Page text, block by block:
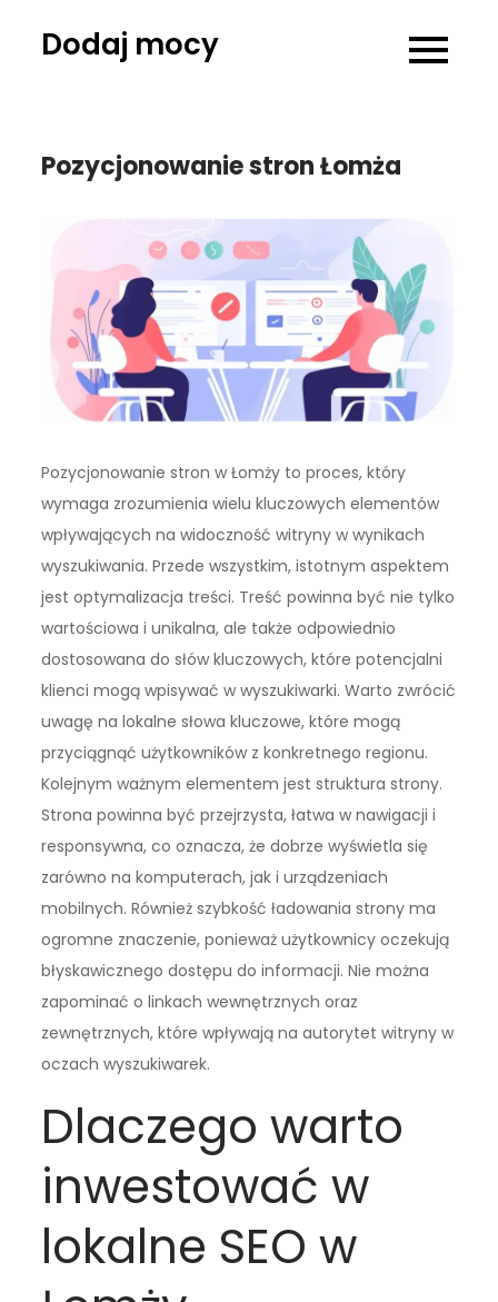
Dodaj mocy
Pozycjonowanie stron Łomża
Pozycjonowanie stron w Łomży to proces, który
wymaga zrozumienia wielu kluczowych elementów
wpływających na widoczność witryny w wynikach
wyszukiwania. Przede wszystkim, istotnym aspektem
jest optymalizacja treści. Treść powinna być nie tylko
wartościowa i unikalna, ale także odpowiednio
dostosowana do słów kluczowych, które potencjalni
klienci mogą wpisywać w wyszukiwarki. Warto zwrócić
uwagę na lokalne słowa kluczowe, które mogą
przyciągnąć użytkowników z konkretnego regionu.
Kolejnym ważnym elementem jest struktura strony.
Strona powinna być przejrzysta, łatwa w nawigacji i
responsywna, co oznacza, że dobrze wyświetla się
zarówno na komputerach, jak i urządzeniach
mobilnych. Również szybkość ładowania strony ma
ogromne znaczenie, ponieważ użytkownicy oczekują
błyskawicznego dostępu do informacji. Nie można
zapominać o linkach wewnętrznych oraz
zewnętrznych, które wpływają na autorytet witryny w
oczach wyszukiwarek.
Dlaczego warto
inwestować w
lokalne SEO w